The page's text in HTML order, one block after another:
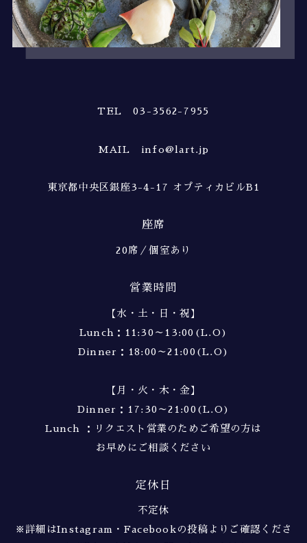
TEL 03-3562-7955
MAIL info@lart.jp
東京都中央区銀座3-4-17 オプティカビルB1
座席
20席／個室あり
営業時間
【水・土・日・祝】
Lunch：11:30～13:00(L.O)
Dinner：18:00～21:00(L.O)
【月・火・木・金】
Dinner：17:30～21:00(L.O)
Lunch ：リクエスト営業のためご希望の方は
お早めにご相談ください
定休日
不定休
※詳細はInstagram・Facebookの投稿よりご確認くださ